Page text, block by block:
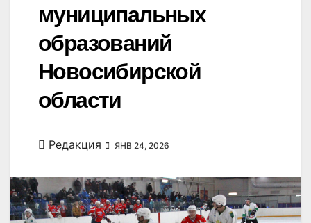
муниципальных
образований
Новосибирской
области
Редакция ЯНВ 24, 2026